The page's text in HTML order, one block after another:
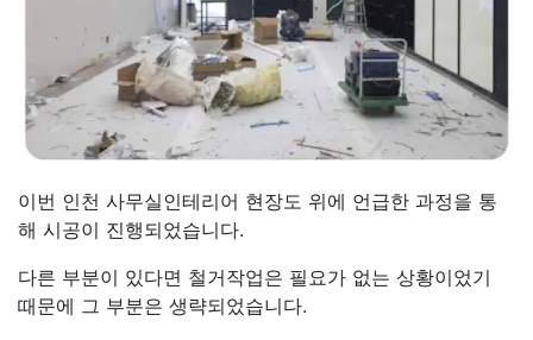
이번 인천 사무실인테리어 현장도 위에 언급한 과정을 통
해 시공이 진행되었습니다.
다른 부분이 있다면 철거작업은 필요가 없는 상황이었기
때문에 그 부분은 생략되었습니다.